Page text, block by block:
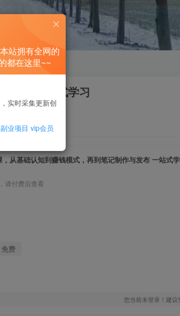
发布 一站式学习
从基础认知到赚钱模式，再到笔记制作与发布 一站式
请付费后查看
免费
您当前未登录！建
站拥有全网的
都在这里~~
实时采集更新创
业项目 vip会员